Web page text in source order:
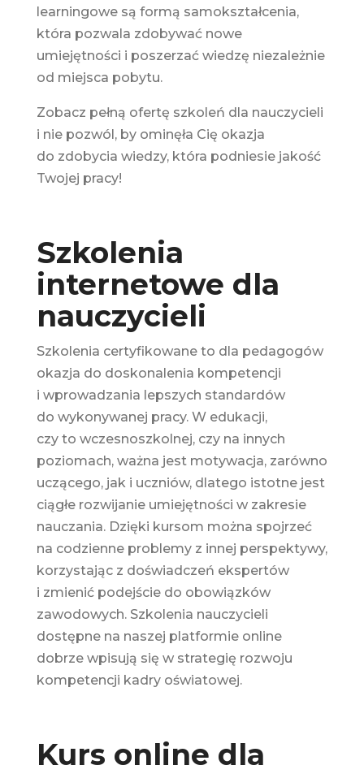
learningowe są formą samokształcenia,
która pozwala zdobywać nowe
umiejętności i poszerzać wiedzę niezależnie
od miejsca pobytu.
Zobacz pełną ofertę szkoleń dla nauczycieli
i nie pozwól, by ominęła Cię okazja
do zdobycia wiedzy, która podniesie jakość
Twojej pracy!
Szkolenia
internetowe dla
nauczycieli
Szkolenia certyfikowane to dla pedagogów
okazja do doskonalenia kompetencji
i wprowadzania lepszych standardów
do wykonywanej pracy. W edukacji,
czy to wczesnoszkolnej, czy na innych
poziomach, ważna jest motywacja, zarówno
uczącego, jak i uczniów, dlatego istotne jest
ciągłe rozwijanie umiejętności w zakresie
nauczania. Dzięki kursom można spojrzeć
na codzienne problemy z innej perspektywy,
korzystając z doświadczeń ekspertów
i zmienić podejście do obowiązków
zawodowych. Szkolenia nauczycieli
dostępne na naszej platformie online
dobrze wpisują się w strategię rozwoju
kompetencji kadry oświatowej.
Kurs online dla